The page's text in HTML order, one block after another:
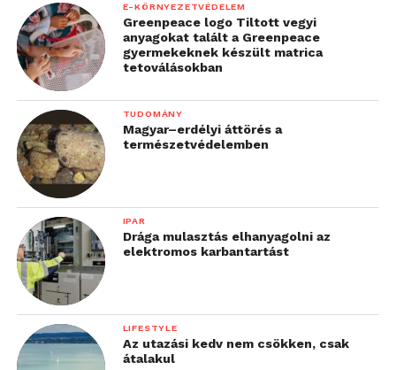
E-KÖRNYEZETVÉDELEM
Greenpeace logo Tiltott vegyi
anyagokat talált a Greenpeace
gyermekeknek készült matrica
tetoválásokban
TUDOMÁNY
Magyar–erdélyi áttörés a
természetvédelemben
IPAR
Drága mulasztás elhanyagolni az
elektromos karbantartást
LIFESTYLE
Az utazási kedv nem csökken, csak
átalakul